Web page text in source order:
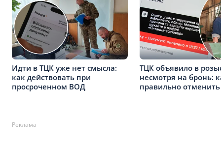
Идти в ТЦК уже нет смысла:
как действовать при
просроченном ВОД
ТЦК объявило в
несмотря на бронь:
правильно отменить
Реклама